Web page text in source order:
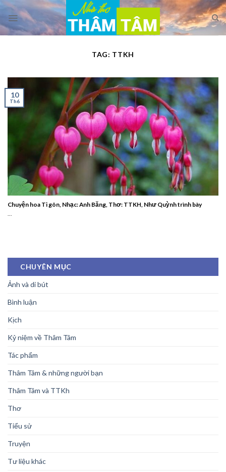
Skip
content
TAG: TTKH
Chuyện hoa Ti gôn, Nhạc: Anh Băng, Thơ: TTKH, Như Quỳnh trình bày
10
Th6
CHUYÊN MỤC
Ảnh và di bút
Bình luận
Kịch
Kỷ niệm về Thâm Tâm
Tác phẩm
Thâm Tâm & những người bạn
Thâm Tâm và TTKh
Thơ
Tiểu sử
Truyện
Tư liệu khác